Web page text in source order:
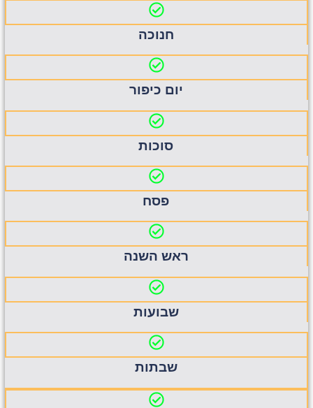
חנוכה
יום כיפור
סוכות
פסח
ראש השנה
שבועות
שבתות